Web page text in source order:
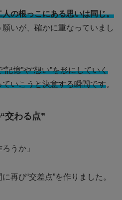
の根っこにある思いは同じ。
願いが、確かに重なっていまし
憶”や“想い”を形にしていく
いこうと決意する瞬間です。
交わる点”
うか」
再び“交差点”を作りました。